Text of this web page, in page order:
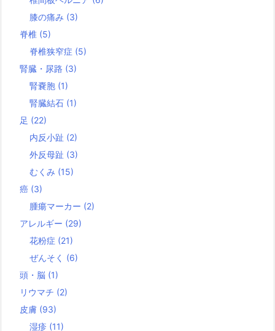
膝の痛み (3)
脊椎 (5)
脊椎狭窄症 (5)
腎臓・尿路 (3)
腎嚢胞 (1)
腎臓結石 (1)
足 (22)
内反小趾 (2)
外反母趾 (3)
むくみ (15)
癌 (3)
腫瘍マーカー (2)
アレルギー (29)
花粉症 (21)
ぜんそく (6)
頭・脳 (1)
リウマチ (2)
皮膚 (93)
湿疹 (11)